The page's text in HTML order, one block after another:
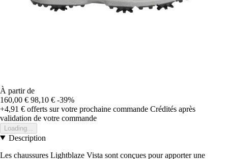
À partir de
160,00 € 98,10 € -39%
+4,91 € offerts sur votre prochaine commande Crédités après
validation de votre commande
Loading...
Description
Les chaussures Lightblaze Vista sont conçues pour apporter une